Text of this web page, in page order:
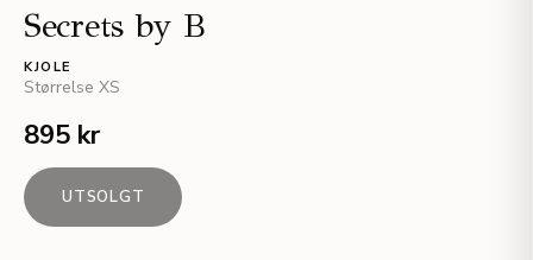
Secrets by B
KJOLE
Størrelse XS
895 kr
UTSOLGT